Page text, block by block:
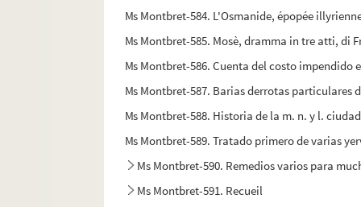
Ms Montbret-584. L'Osmanide, épopée
Ms Montbret-585. Mosè, dramma in tre atti, di
Ms Montbret-586. Cuenta del costo impendido
Ms Montbret-587. Barias derrotas particulares
Ms Montbret-588. Historia de la m. n. y l.
Ms Montbret-589. Tratado primero de varias
Ms Montbret-590. Remedios varios para
Ms Montbret-591. Recueil